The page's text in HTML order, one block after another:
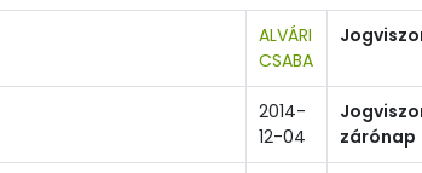
ALVÁRI
CSABA
2014-
12-04
zárónap